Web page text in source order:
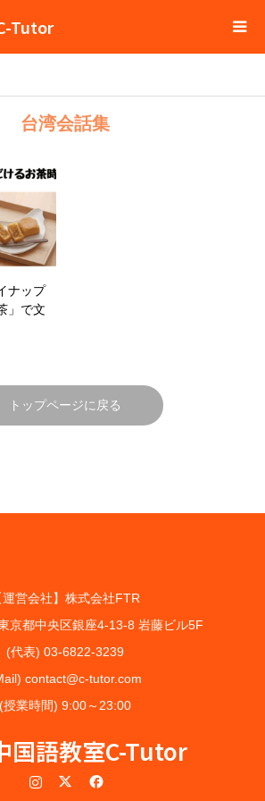
Tutor
台湾会話集
ナップ
」で文
トップページに戻る
運営会社】株式会社FTR
京都中央区銀座4-13-8 岩藤ビル5F
(代表) 03-6822-3239
contact@c-tutor.com
(授業時間) 9:00～23:00
国語教室C-Tutor